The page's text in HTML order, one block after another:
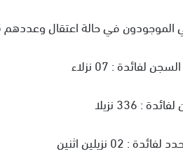
اعتقال وعددهم 345 سجينا وذلك على النحو التالي :
: 07 نزلاء
نزيلا
نزيلين اثنين